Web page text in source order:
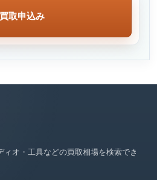
買取申込み
オ・工具などの買取相場を検索でき